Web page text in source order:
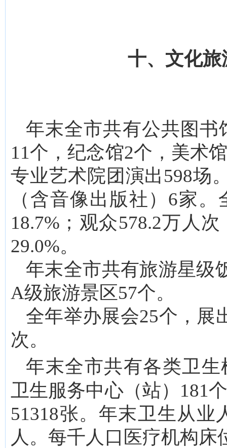
十、文化
年末全市共有公共图书
11个，纪念馆2个，美术
专业艺术院团演出598场
（含音像出版社）6家
18.7%；观众578.2万人
29.0%。
年末全市共有旅游星级
A级旅游景区57个。
全年举办展会25个，展
次。
年末全市共有各类卫生
卫生服务中心（站）181
51318张。年末卫生从业
人。每千人口医疗机构床